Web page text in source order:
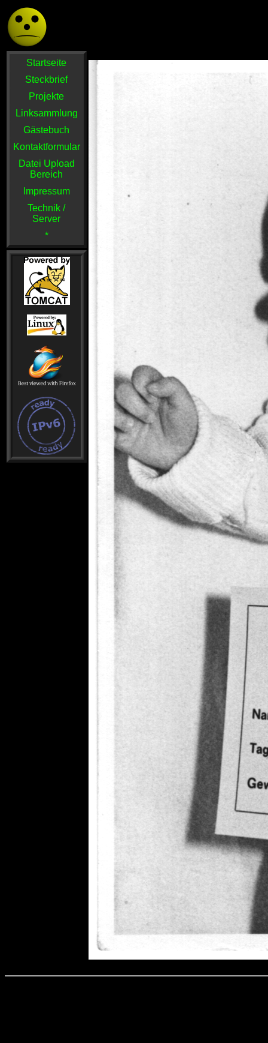
Startseite
Steckbrief
Projekte
Linksammlung
Gästebuch
Kontaktformular
Datei Upload
Bereich
Impressum
Technik /
Server
*